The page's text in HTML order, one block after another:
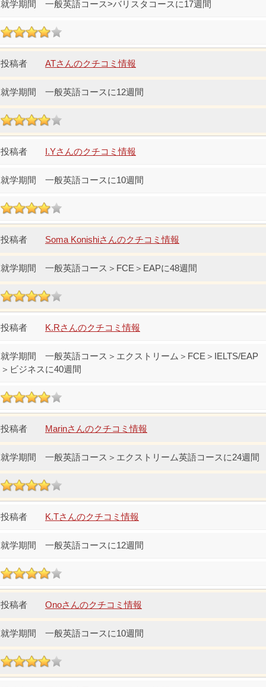
一般英語コース>バリスタコースに17週間
ATさんのクチコミ情報
一般英語コースに12週間
I.Yさんのクチコミ情報
一般英語コースに10週間
Soma Konishiさんのクチコミ情報
一般英語コース＞FCE＞EAPに48週間
K.Rさんのクチコミ情報
一般英語コース＞エクストリーム＞FCE＞IELTS/EAP
＞ビジネスに40週間
Marinさんのクチコミ情報
一般英語コース＞エクストリーム英語コースに24週間
K.Tさんのクチコミ情報
一般英語コースに12週間
Onoさんのクチコミ情報
一般英語コースに10週間